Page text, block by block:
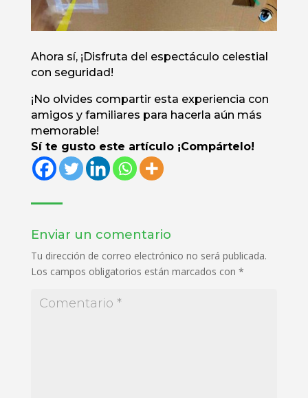
Ahora sí, ¡Disfruta del espectáculo celestial
con seguridad!
¡No olvides compartir esta experiencia con
amigos y familiares para hacerla aún más
memorable!
Sí te gusto este artículo ¡Compártelo!
Enviar un comentario
Tu dirección de correo electrónico no será publicada.
Los campos obligatorios están marcados con *